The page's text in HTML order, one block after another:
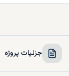
جزئیات پروژه